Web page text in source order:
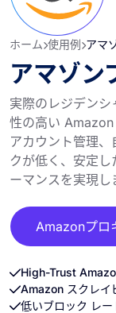
ホーム 使用例 アマ
アマゾン
実際のレジデン
性の高い Amazon
アカウント管理
クが低く、安定
ーマンスを実現し
Amazonプロ
High-Trust
Amazon スクレイ
低いブロック レ